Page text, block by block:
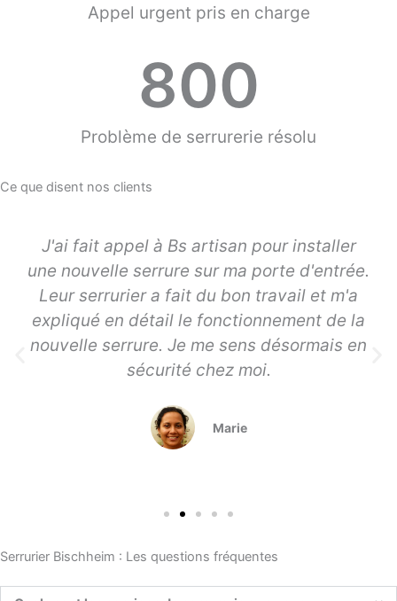
Appel urgent pris en charge
Problème de serrurerie résolu
800
Ce que disent nos clients
J'ai fait appel à Bs artisan pour installer
une nouvelle serrure sur ma porte d'entrée.
Leur serrurier a fait du bon travail et m'a
expliqué en détail le fonctionnement de la
nouvelle serrure. Je me sens désormais en
sécurité chez moi.
Marie
Serrurier Bischheim : Les questions fréquentes